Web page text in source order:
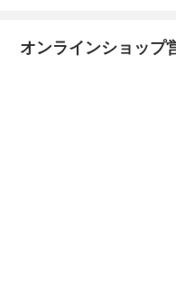
オンラインショップ